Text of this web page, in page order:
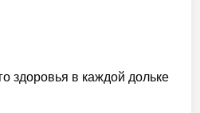
здоровья в каждой дольке